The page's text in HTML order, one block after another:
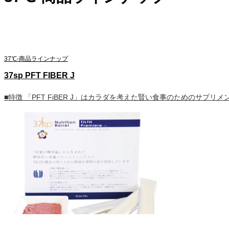
37℃-商品ラインナップ
37sp PFT FIBER J
■特徴 「PFT FiBER J」はカラダを考えた賢い食事のためのサプリメ